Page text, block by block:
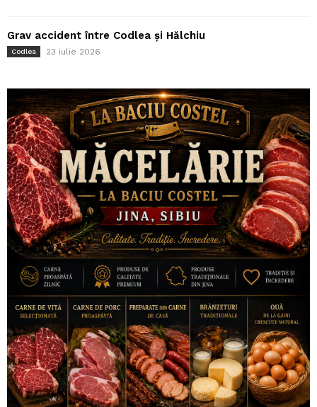
Grav accident între Codlea și Hălchiu
Codlea 23 iulie 2026